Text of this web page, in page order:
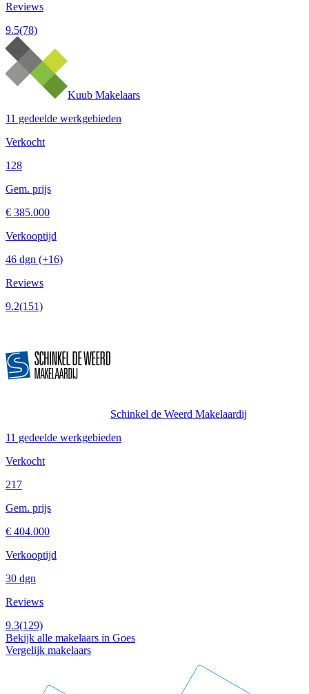
Reviews
9.5(78)
Kuub Makelaars
11 gedeelde werkgebieden
Verkocht
128
Gem. prijs
€ 385.000
Verkooptijd
46 dgn (+16)
Reviews
9.2(151)
Schinkel de Weerd Makelaardij
11 gedeelde werkgebieden
Verkocht
217
Gem. prijs
€ 404.000
Verkooptijd
30 dgn
Reviews
9.3(129)
Bekijk alle makelaars in Goes
Vergelijk makelaars